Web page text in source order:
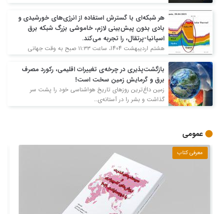
هر شبکه‌ای با گسترش استفاده از انرژی‌های خورشیدی و
بادی بدون پیش‌بینی لازم، خاموشی بزرگ شبکه برق
اسپانیا-پرتقال، را تجربه می‌کند.
هشتم اردیبهشت 1404، ساعت ۱۱:۳۳ صبح به وقت جهانی
‌‌بازگشت‌پذیری در چرخه‌ی تغییرات اقلیمی، رکورد مصرف
برق و گرمایش زمین سخت است!
زمین داغ‌ترین روزهای تاریخ هواشناسی خود را پشت سر
گذاشت و بشر را در آستانه‌ی…
عمومی
معرفی كتاب